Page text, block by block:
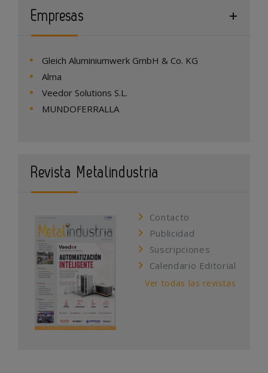
Empresas
Gleich Aluminiumwerk GmbH & Co. KG
Alma
Veedor Solutions S.L.
MUNDOFERRALLA
Revista Metalindustria
Contacto
Publicidad
Suscripciones
Calendario Editorial
Ver todas las revistas